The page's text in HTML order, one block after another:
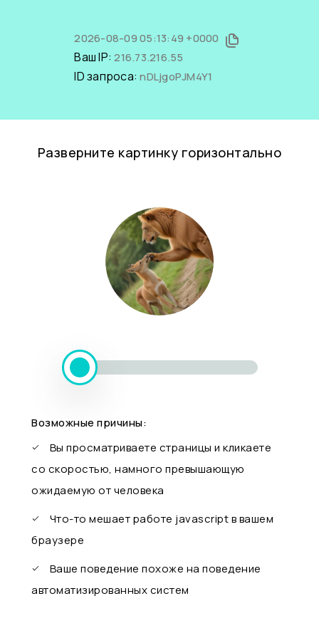
2026-08-09 05:13:49 +0000
Ваш IP:216.73.216.55
ID запроса:nDLjgoPJM4Y1
Разверните картинку горизонтально
Возможные причины:
Вы просматриваете страницы и кликаете
со скоростью, намного превышающую
ожидаемую от человека
Что-то мешает работе javascript в вашем
браузере
Ваше поведение похоже на поведение
автоматизированных систем